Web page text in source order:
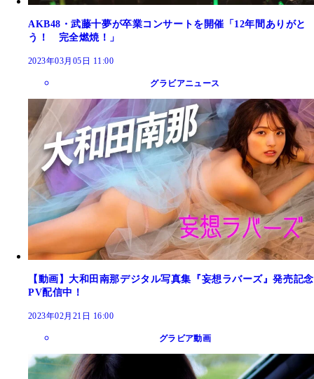
AKB48・武藤十夢が卒業コンサートを開催「12年間ありがと
う！ 完全燃焼！」
2023年03月05日 11:00
グラビアニュース
【動画】大和田南那デジタル写真集『妄想ラバーズ』発売記念
PV配信中！
2023年02月21日 16:00
グラビア動画